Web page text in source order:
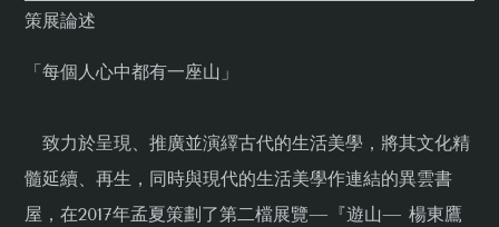
策展論述
「每個人心中都有一座山」
致力於呈現、推廣並演繹古代的生活美學，將其文化精
髓延續、再生，同時與現代的生活美學作連結的異雲書
屋，在2017年孟夏策劃了第二檔展覽—『遊山— 楊東鷹